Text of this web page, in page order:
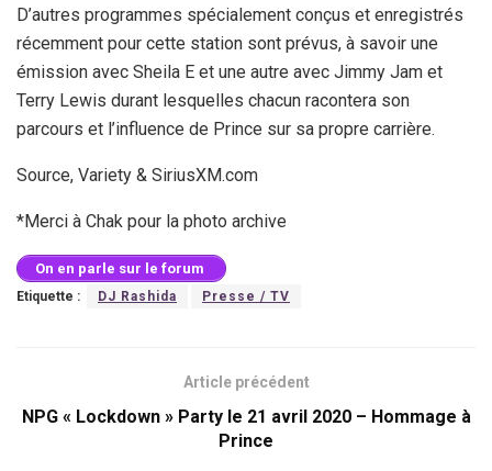
D’autres programmes spécialement conçus et enregistrés
récemment pour cette station sont prévus, à savoir une
émission avec Sheila E et une autre avec Jimmy Jam et
Terry Lewis durant lesquelles chacun racontera son
parcours et l’influence de Prince sur sa propre carrière.
Source, Variety & SiriusXM.com
*Merci à Chak pour la photo archive
On en parle sur le forum
Etiquette : DJ Rashida Presse / TV
Article précédent
NPG « Lockdown » Party le 21 avril 2020 – Hommage à
Prince